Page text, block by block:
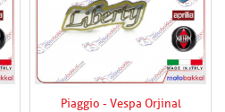
Piaggio - Vespa Orjinal